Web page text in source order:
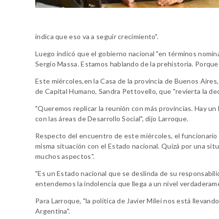
indica que eso va a seguir crecimiento".
Luego indicó que el gobierno nacional "en términos
Sergio Massa. Estamos hablando de la prehistoria.
Este miércoles,en la Casa de la provincia de Buenos
de Capital Humano, Sandra Pettovello, que "revierta la
"Queremos replicar la reunión con más provincias. Hay
con las áreas de Desarrollo Social", dijo Larroque.
Respecto del encuentro de este miércoles, el
misma situación con el Estado nacional. Quizá por una
muchos aspectos".
"Es un Estado nacional que se deslinda de su
entendemos la indolencia que llega a un nivel
Para Larroque, "la política de Javier Milei nos está
Argentina".